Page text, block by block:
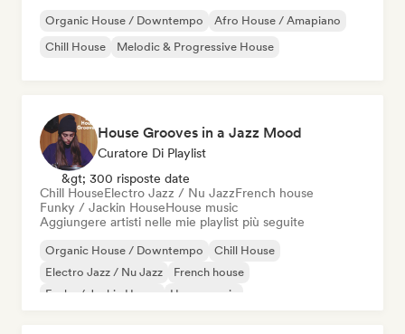
Organic House / Downtempo
Afro House / Amapiano
Chill House
Melodic & Progressive House
House Grooves in a Jazz Mood
Curatore Di Playlist
&gt; 300 risposte date
Chill HouseElectro Jazz / Nu JazzFrench house
Funky / Jackin HouseHouse music
Aggiungere artisti nelle mie playlist più seguite
Organic House / Downtempo
Chill House
Electro Jazz / Nu Jazz
French house
Funky / Jackin House
House music